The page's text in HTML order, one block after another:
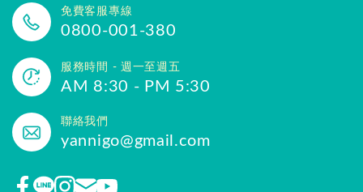
免費客服專線
0800-001-380
服務時間 - 週一至週五
AM 8:30 - PM 5:30
聯絡我們
yannigo@gmail.com